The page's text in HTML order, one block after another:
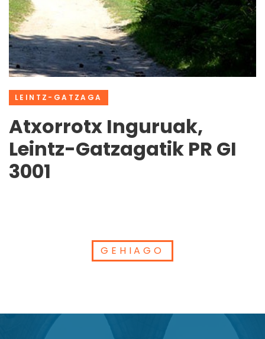
LEINTZ-GATZAGA
Atxorrotx Inguruak,
Leintz-Gatzagatik PR GI
3001
GEHIAGO